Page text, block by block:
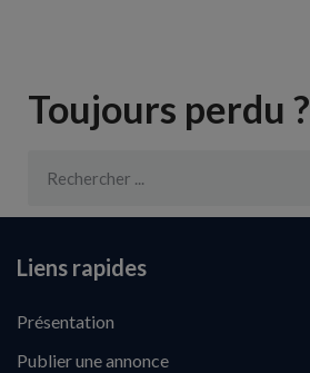
Toujours perdu ?
Liens rapides
Présentation
Publier une annonce